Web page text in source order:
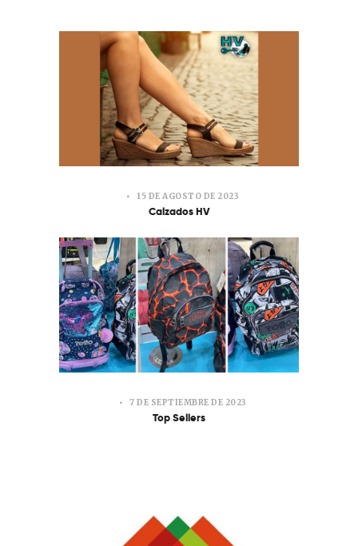
15 DE AGOSTO DE 2023
Calzados HV
7 DE SEPTIEMBRE DE 2023
Top Sellers